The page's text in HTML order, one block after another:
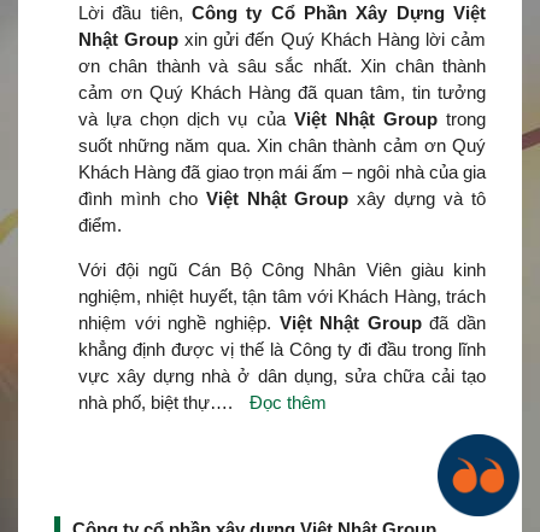
Lời đầu tiên, Công ty Cổ Phần Xây Dựng Việt
Nhật Group xin gửi đến Quý Khách Hàng lời cảm
ơn chân thành và sâu sắc nhất. Xin chân thành
cảm ơn Quý Khách Hàng đã quan tâm, tin tưởng
và lựa chọn dịch vụ của Việt Nhật Grouptrong
suốt những năm qua. Xin chân thành cảm ơn Quý
Khách Hàng đã giao trọn mái ấm – ngôi nhà của gia
đình mình cho Việt Nhật Group xây dựng và tô
điểm.
Với đội ngũ Cán Bộ Công Nhân Viên giàu kinh
nghiệm, nhiệt huyết, tận tâm với Khách Hàng, trách
nhiệm với nghề nghiệp. Việt Nhật Groupđã dần
khẳng định được vị thế là Công ty đi đầu trong lĩnh
vực xây dựng nhà ở dân dụng, sửa chữa cải tạo
nhà phố, biệt thự….
Đọc thêm